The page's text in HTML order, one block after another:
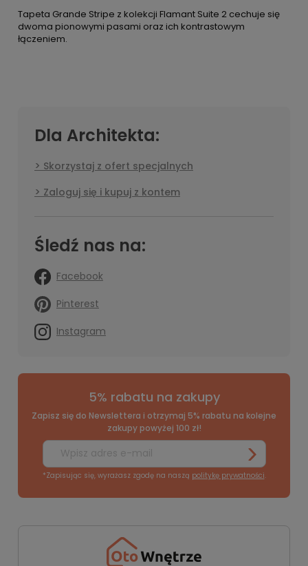
Tapeta Grande Stripe z kolekcji Flamant Suite 2 cechuje się
dwoma pionowymi pasami oraz ich kontrastowym
łączeniem.
Dla Architekta:
Skorzystaj z ofert specjalnych
Zaloguj się i kupuj z kontem
Śledź nas na:
Facebook
Pinterest
Instagram
5% rabatu na zakupy
Zapisz się do Newslettera i otrzymaj 5% rabatu na kolejne
zakupy powyżej 100 zł!
*Zapisując się, wyrażasz zgodę na naszą politykę prywatności.